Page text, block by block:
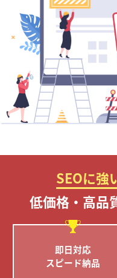
SEOに強
低価格・高品
即日対応
スピード納品